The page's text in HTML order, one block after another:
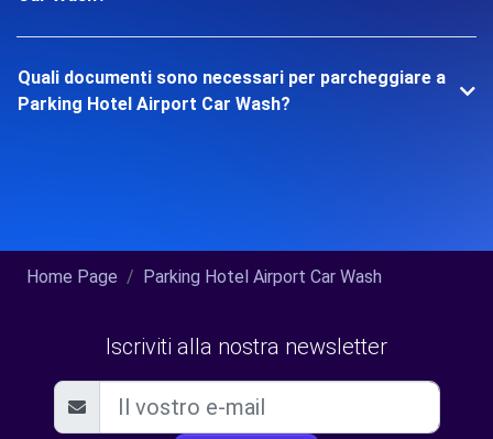
Quali documenti sono necessari per parcheggiare a
Parking Hotel Airport Car Wash?
Home Page Parking Hotel Airport Car Wash
Iscriviti alla nostra newsletter